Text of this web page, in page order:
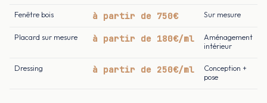
Fenêtre bois à partir de 750€ Sur mesure
Placard sur mesure à partir de 180€/ml
Aménagement
intérieur
Dressing à partir de 250€/ml
Conception +
pose